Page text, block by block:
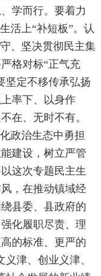
学而行。要着力
活上“补短板”。认
、坚决贯彻民主集
格对标“正气充
坚定不移传承弘扬
率下、以身作
在、无时不有。
政治生态中勇担
建设，树立严管
这次专题民主生
，在推动镇域经
县委、县政府的
化履职尽责、理
的标准、更严的
津、创业义津、